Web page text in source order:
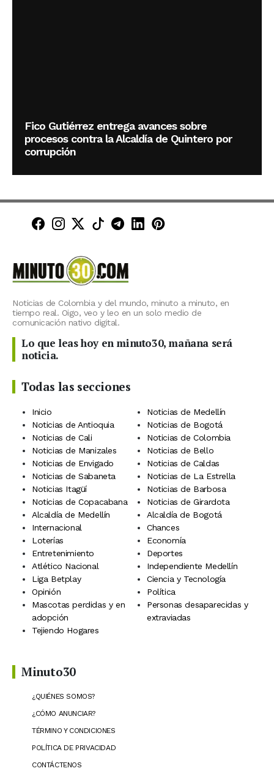
Fico Gutiérrez entrega avances sobre
procesos contra la Alcaldía de Quintero por
corrupción
Minuto30 en Facebook
Minuto30 en Instagram
Minuto30 en X (Twitter)
Minuto30 en TikTok
Canal de Minuto30 en
Minuto30 en LinkedIn
Minuto30 en
Noticias de Colombia y del mundo, minuto a minuto, en
tiempo real. Oigo, veo y leo en un solo medio de
comunicación nativo digital.
Lo que leas hoy en minuto30, mañana será
noticia.
Todas las secciones
Inicio
Noticias de Medellín
Noticias de Antioquia
Noticias de Bogotá
Noticias de Cali
Noticias de Colombia
Noticias de Manizales
Noticias de Bello
Noticias de Envigado
Noticias de Caldas
Noticias de Sabaneta
Noticias de La Estrella
Noticias Itagüí
Noticias de Barbosa
Noticias de Copacabana
Noticias de Girardota
Alcaldía de Medellín
Alcaldía de Bogotá
Internacional
Chances
Loterías
Economía
Entretenimiento
Deportes
Atlético Nacional
Independiente Medellín
Liga Betplay
Ciencia y Tecnología
Opinión
Política
Mascotas perdidas y en
adopción
Personas desaparecidas y
extraviadas
Tejiendo Hogares
Minuto30
¿QUIÉNES SOMOS?
¿CÓMO ANUNCIAR?
TÉRMINO Y CONDICIONES
POLÍTICA DE PRIVACIDAD
CONTÁCTENOS